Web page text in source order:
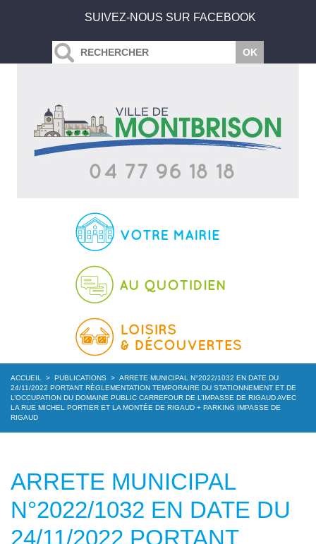
SUIVEZ-NOUS SUR FACEBOOK
ACCUEIL > PUBLICATIONS > ARRETE MUNICIPAL N°2022/1032 EN DATE DU
24/11/2022 PORTANT RÈGLEMENTATION TEMPORAIRE DU STATIONNEMENT ET DE
L’OCCUPATION DU DOMAINE PUBLIC CARREFOUR DE L’IMPASSE DE RIGAUD AVEC
LA RUE MICHEL PORTIER ET LA MONTÉE DE RIGAUD + PARKING IMPASSE DE
RIGAUD
ARRETE MUNICIPAL
N°2022/1032 EN DATE DU
24/11/2022 PORTANT